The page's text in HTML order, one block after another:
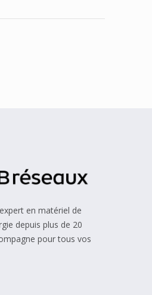
en matériel de
depuis plus de 20
pour tous vos